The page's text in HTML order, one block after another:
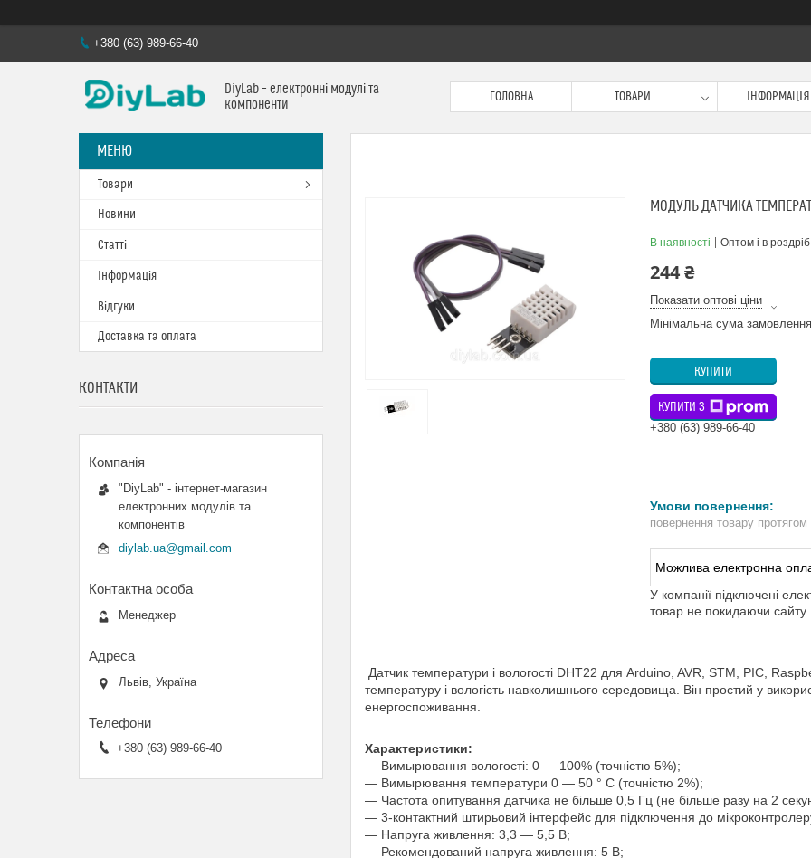
+380 (63) 989-66-40
DiyLab – електронні модулі та
компоненти
ГОЛОВНА ТОВАРИ ІНФОРМАЦІЯ
МОДУЛЬ ДАТЧИКА
В наявності Оптом і в роздріб
244 ₴
Показати оптові ціни
Мінімальна сума
КУПИТИ
КУПИТИ З
+380 (63) 989-66-40
повернення товару
У компанії підключені
товар не покидаючи сайту.
Датчик температури і вологості DHT22 для Arduino, AVR, STM, PIC,
температуру і вологість навколишнього середовища. Він простий у
енергоспоживання
Характеристики:
― Вимырювання вологості: 0 ― 100% (точністю 5%);
― Вимырювання температури 0 ― 50 ° C (точністю 2%);
― Частота опитування датчика не більше 0,5 Гц (не більше разу на 2
― 3-контактний штирьовий інтерфейс для підключення до
― Напруга живлення: 3,3 ― 5,5 В;
― Рекомендований напруга живлення: 5 В;
Товари
Новини
Статті
Інформація
Відгуки
Доставка та оплата
КОНТАКТИ
"DiyLab" - інтернет-магазин
електронних модулів та
компонентів
diylab.ua@gmail.com
Менеджер
Львів, Україна
+380 (63) 989-66-40